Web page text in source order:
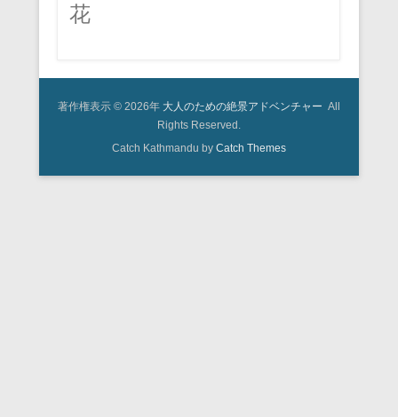
花
著作権表示 © 2026年 大人のための絶景アドベンチャー All
Rights Reserved.
Catch Kathmandu by Catch Themes